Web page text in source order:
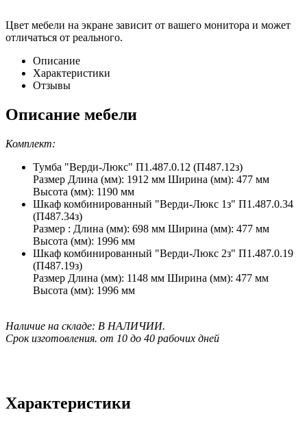
Цвет мебели на экране зависит от вашего монитора и может
отличаться от реального.
Описание
Характеристики
Отзывы
Описание мебели
Комплект:
Тумба "Верди-Люкс" П1.487.0.12 (П487.12з)
Размер Длина (мм): 1912 мм Ширина (мм): 477 мм
Высота (мм): 1190 мм
Шкаф комбинированный "Верди-Люкс 1з" П1.487.0.34
(П487.34з)
Размер : Длина (мм): 698 мм Ширина (мм): 477 мм
Высота (мм): 1996 мм
Шкаф комбинированный "Верди-Люкс 2з" П1.487.0.19
(П487.19з)
Размер Длина (мм): 1148 мм Ширина (мм): 477 мм
Высота (мм): 1996 мм
Наличие на складе: В НАЛИЧИИ.
Срок изготовления. от 10 до 40 рабочих дней
Характеристики